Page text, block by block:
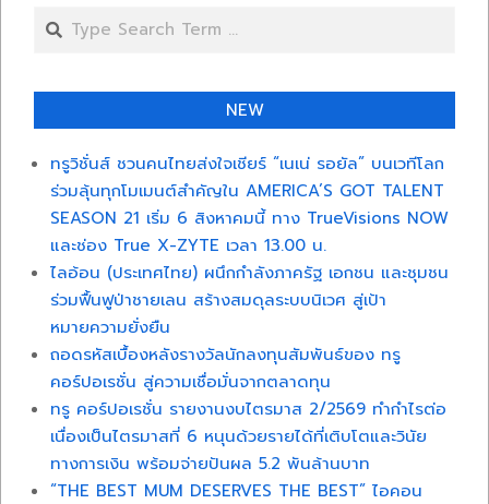
Search
NEW
ทรูวิชั่นส์ ชวนคนไทยส่งใจเชียร์ “เนเน่ รอยัล” บนเวทีโลก
ร่วมลุ้นทุกโมเมนต์สำคัญใน AMERICA’S GOT TALENT
SEASON 21 เริ่ม 6 สิงหาคมนี้ ทาง TrueVisions NOW
และช่อง True X-ZYTE เวลา 13.00 น.
ไลอ้อน (ประเทศไทย) ผนึกกำลังภาครัฐ เอกชน และชุมชน
ร่วมฟื้นฟูป่าชายเลน สร้างสมดุลระบบนิเวศ สู่เป้า
หมายความยั่งยืน
ถอดรหัสเบื้องหลังรางวัลนักลงทุนสัมพันธ์ของ ทรู
คอร์ปอเรชั่น สู่ความเชื่อมั่นจากตลาดทุน
ทรู คอร์ปอเรชั่น รายงานงบไตรมาส 2/2569 ทำกำไรต่อ
เนื่องเป็นไตรมาสที่ 6 หนุนด้วยรายได้ที่เติบโตและวินัย
ทางการเงิน พร้อมจ่ายปันผล 5.2 พันล้านบาท
“THE BEST MUM DESERVES THE BEST” ไอคอน